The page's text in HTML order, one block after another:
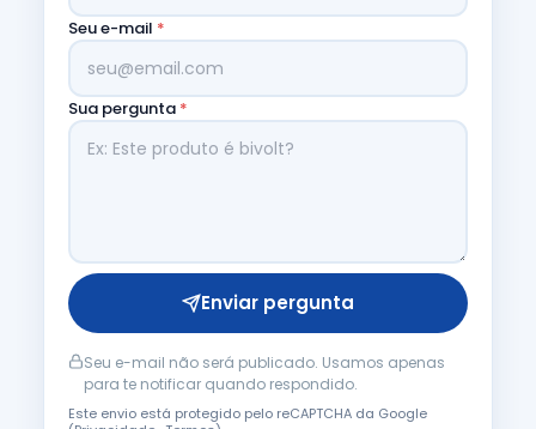
Seu e-mail *
Sua pergunta *
Enviar pergunta
Seu e-mail não será publicado. Usamos apenas
para te notificar quando respondido.
Este envio está protegido pelo reCAPTCHA da Google